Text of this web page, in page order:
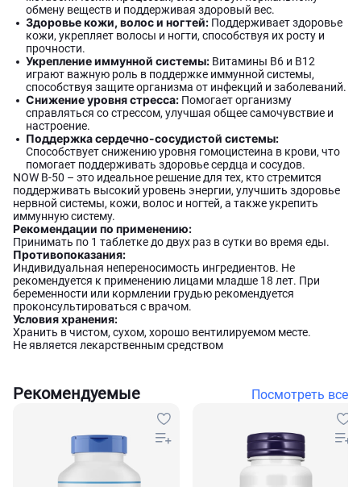
обмену веществ и поддерживая здоровый вес.
Здоровье кожи, волос и ногтей: Поддерживает здоровье
кожи, укрепляет волосы и ногти, способствуя их росту и
прочности.
Укрепление иммунной системы: Витамины B6 и B12
играют важную роль в поддержке иммунной системы,
способствуя защите организма от инфекций и заболеваний.
Снижение уровня стресса: Помогает организму
справляться со стрессом, улучшая общее самочувствие и
настроение.
Поддержка сердечно-сосудистой системы:
Способствует снижению уровня гомоцистеина в крови, что
помогает поддерживать здоровье сердца и сосудов.
NOW B-50 – это идеальное решение для тех, кто стремится
поддерживать высокий уровень энергии, улучшить здоровье
нервной системы, кожи, волос и ногтей, а также укрепить
иммунную систему.
Рекомендации по применению:
Принимать по 1 таблетке до двух раз в сутки во время еды.
Противопоказания:
Индивидуальная непереносимость ингредиентов. Не
рекомендуется к применению лицами младше 18 лет. При
беременности или кормлении грудью рекомендуется
проконсультироваться с врачом.
Условия хранения:
Хранить в чистом, сухом, хорошо вентилируемом месте.
Не является лекарственным средством
Рекомендуемые Посмотреть все